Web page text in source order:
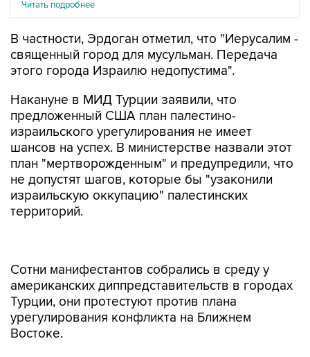
Читать подробнее
В частности, Эрдоган отметил, что "Иерусалим -
священный город для мусульман. Передача
этого города Израилю недопустима".
Накануне в МИД Турции заявили, что
предложенный США план палестино-
израильского урегулирования не имеет
шансов на успех. В министерстве назвали этот
план "мертворожденным" и предупредили, что
не допустят шагов, которые бы "узаконили
израильскую оккупацию" палестинских
территорий.
Турции, они протестуют против плана
урегулирования конфликта на Ближнем
Востоке.
По сообщению региональных СМИ, в частности